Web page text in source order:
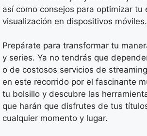
así como consejos para optimizar tu
visualización en dispositivos móviles.
Prepárate para transformar tu
y series. Ya no tendrás que
o de costosos servicios de
en este recorrido por el fascinante
tu bolsillo y descubre las
que harán que disfrutes de tus
cualquier momento y lugar.